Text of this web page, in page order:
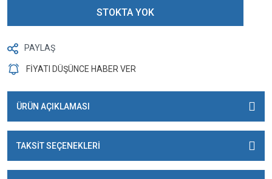
STOKTA YOK
PAYLAŞ
FİYATI DÜŞÜNCE HABER VER
ÜRÜN AÇIKLAMASI
TAKSİT SEÇENEKLERİ